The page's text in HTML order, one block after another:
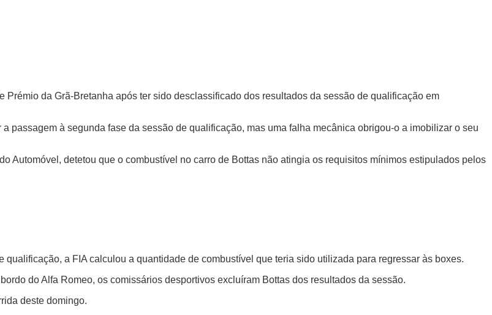
da Grã-Bretanha após ter sido desclassificado dos resultados da sessão de qualificação em
passagem à segunda fase da sessão de qualificação, mas uma falha mecânica obrigou-o a imobilizar o seu
Automóvel, detetou que o combustível no carro de Bottas não atingia os requisitos mínimos estipulados pelos
a FIA calculou a quantidade de combustível que teria sido utilizada para regressar às boxes.
do Alfa Romeo, os comissários desportivos excluíram Bottas dos resultados da sessão.
deste domingo.